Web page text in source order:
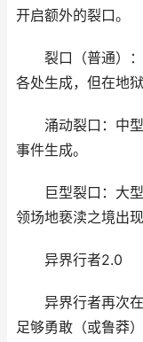
开启额外的裂口。
裂口（普通）：
各处生成，但在地
涌动裂口：中型
事件生成。
巨型裂口：大型
领场地亵渎之境出现
异界行者2.0
异界行者再次在
足够勇敢（或鲁莽